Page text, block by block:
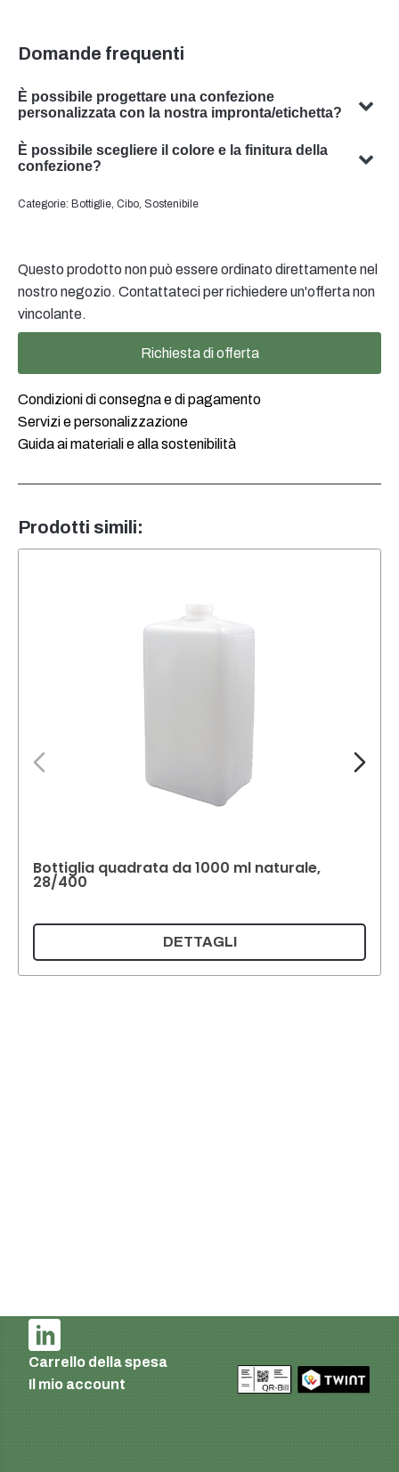
Domande frequenti
È possibile progettare una confezione
personalizzata con la nostra impronta/etichetta?
vostro soggetto. Il nostro team è specializzato nello
soddisfare le vostre esigenze specifiche.
È possibile scegliere il colore e la finitura della
confezione?
Categorie: Bottiglie, Cibo, Sostenibile
Questo prodotto non può essere ordinato direttamente nel
nostro negozio. Contattateci per richiedere un'offerta non
vincolante.
Richiesta di offerta
Condizioni di consegna e di pagamento
Servizi e personalizzazione
Guida ai materiali e alla sostenibilità
Prodotti simili:
Bottiglia quadrata da 1000 ml naturale,
28/400
DETTAGLI
Carrello della spesa
Il mio account